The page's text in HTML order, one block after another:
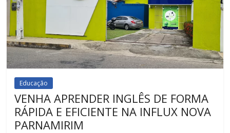
Educação
VENHA APRENDER INGLÊS DE FORMA
RÁPIDA E EFICIENTE NA INFLUX NOVA
PARNAMIRIM